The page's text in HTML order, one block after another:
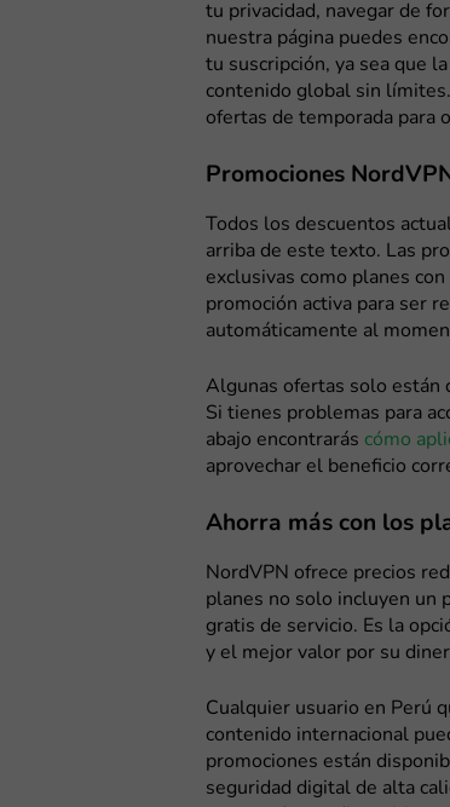
tu privacidad, navegar de
nuestra página puedes
tu suscripción, ya sea que
contenido global sin
ofertas de temporada para
Promociones
Todos los descuentos
arriba de este texto. Las
exclusivas como planes
promoción activa para ser
automáticamente al
Algunas ofertas solo están
Si tienes problemas para
abajo encontrarás cómo
aprovechar el beneficio
Ahorra más con los
NordVPN ofrece precios
planes no solo incluyen un
gratis de servicio. Es la
y el mejor valor por su
Cualquier usuario en Perú
contenido internacional
promociones están
seguridad digital de alta